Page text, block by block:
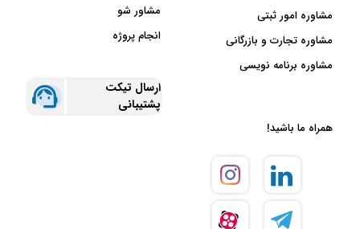
مشاوره امور ثبتی
مشاوره تجارت و بازرگانی
مشاوره برنامه نویسی
مشاور شو
انجام پروژه
ارسال تیکت
پشتیبانی
همراه ما باشید!